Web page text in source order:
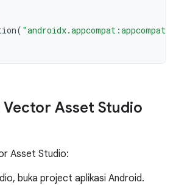
(
Vector Asset Studio
Asset Studio:
buka project aplikasi Android.